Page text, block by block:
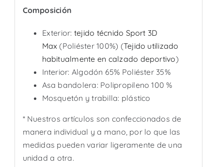
Composición
Exterior: tejido técnido Sport 3D
Max (Poliéster 100%) (Tejido utilizado
habitualmente en calzado deportivo)
Interior: Algodón 65% Poliéster 35%
Asa bandolera: Polipropileno 100 %
Mosquetón y trabilla: plástico
* Nuestros artículos son confeccionados de
manera individual y a mano, por lo que las
medidas pueden variar ligeramente de una
unidad a otra.